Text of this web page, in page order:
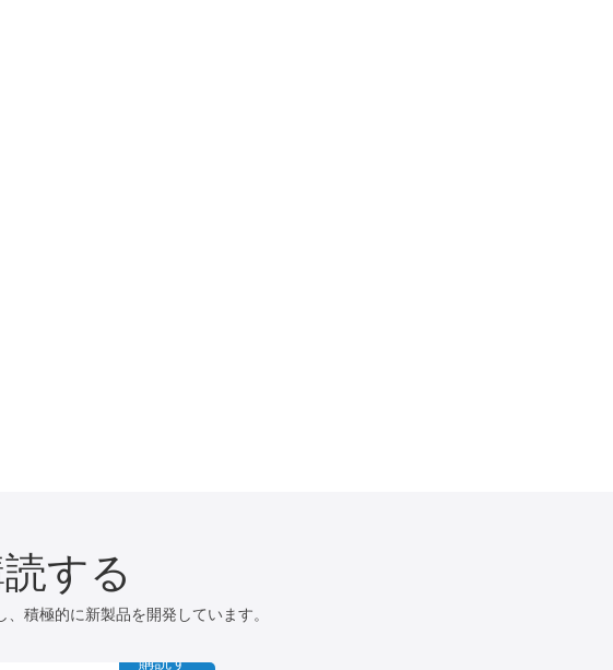
する
積極的に新製品を開発しています。
購読す